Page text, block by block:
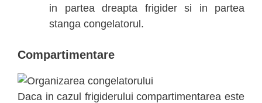
in partea dreapta frigider si in partea
stanga congelatorul.
Compartimentare
Daca in cazul frigiderului compartimentarea este